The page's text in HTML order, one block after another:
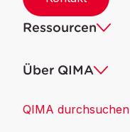
Ressourcen
Über QIMA
QIMA durchsuchen